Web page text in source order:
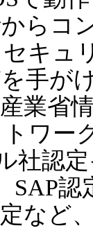
らコ
キュ
手が
業省
ワー
社認
SAP
など